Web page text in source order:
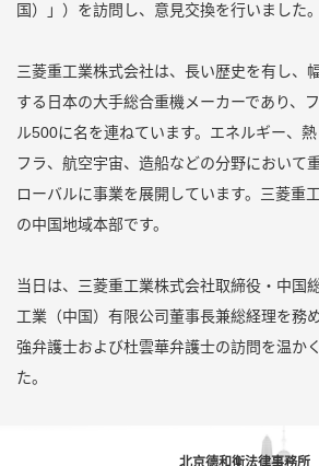
国）」）を訪問し、意見交換を行いました。
三菱重工業株式会社は、長い歴史を有し、
する日本の大手総合重機メーカーであり、
ル500に名を連ねています。エネルギー、
フラ、航空宇宙、造船などの分野において
ローバルに事業を展開しています。三菱重
の中国地域本部です。
当日は、三菱重工業株式会社取締役・中国
工業（中国）有限公司董事長兼総経理を務
強弁護士および杜雲華弁護士の訪問を温か
た。
北京德和衡法律事務所